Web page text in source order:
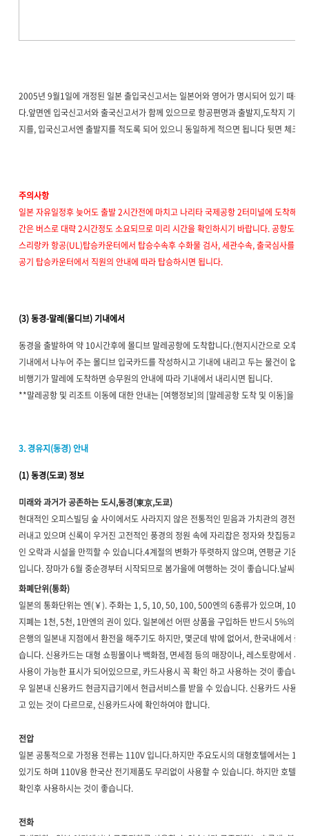
2005년 9월1일에 개정된 일본 출입국신고서는 일본어와 영어가 명시되어 있기 때문
다.앞면엔 입국신고서와 출국신고서가 함께 있으므로 항공편명과 출발지,도착지 기입
지를, 입국신고서엔 출발지를 적도록 되어 있으니 동일하게 적으면 됩니다 뒷면 체크
주의사항
일본 자유일정후 늦어도 출발 2시간전에 마치고 나리타 국제공항 2터미널에 도착해
간은 버스로 대략 2시간정도 소요되므로 미리 시간을 확인하시기 바랍니다. 공항도
스리랑카 항공(UL)탑승카운터에서 탑승수속후 수화물 검사, 세관수속, 출국심사를 거
공기 탑승카운터에서 직원의 안내에 따라 탑승하시면 됩니다.
(3) 동경-말레(몰디브) 기내에서
동경을 출발하여 약 10시간후에 몰디브 말레공항에 도착합니다.(현지시간으로 오후 7
기내에서 나누어 주는 몰디브 입국카드를 작성하시고 기내에 내리고 두는 물건이 없는
비행기가 말레에 도착하면 승무원의 안내에 따라 기내에서 내리시면 됩니다.
**말레공항 및 리조트 이동에 대한 안내는 [여행정보]의 [말레공항 도착 및 이동]을 참
3. 경유지(동경) 안내
(1) 동경(도쿄) 정보
미래와 과거가 공존하는 도시,동경(東京,도쿄)
현대적인 오피스빌딩 숲 사이에서도 사라지지 않은 전통적인 믿음과 가치관의 경전처
러내고 있으며 신록이 우거진 고전적인 풍경의 정원 속에 자리잡은 정자와 찻집등과
인 오락과 시설을 만끽할 수 있습니다.4계절의 변화가 뚜렷하지 않으며, 연평균 기
입니다. 장마가 6월 중순경부터 시작되므로 봄가을에 여행하는 것이 좋습니다.날씨는
화폐단위(통화)
일본의 통화단위는 엔(￥). 주화는 1, 5, 10, 50, 100, 500엔의 6종류가 있으며, 10,
지폐는 1천, 5천, 1만엔의 권이 있다. 일본에선 어떤 상품을 구입하든 반드시 5%의 특
은행의 일본내 지점에서 환전을 해주기도 하지만, 몇군데 밖에 없어서, 한국내에서 출
습니다. 신용카드는 대형 쇼핑몰이나 백화점, 면세점 등의 매장이나, 레스토랑에서 사
사용이 가능한 표시가 되어있으므로, 카드사용시 꼭 확인 하고 사용하는 것이 좋습니
우 일본내 신용카드 현금지급기에서 현급서비스를 받을 수 있습니다. 신용카드 사용
고 있는 것이 다르므로, 신용카드사에 확인하여야 합니다.
전압
일본 공통적으로 가정용 전류는 110V 입니다.하지만 주요도시의 대형호텔에서는
있기도 하며 110V용 한국산 전기제품도 무리없이 사용할 수 있습니다. 하지만 호텔에
확인후 사용하시는 것이 좋습니다.
전화